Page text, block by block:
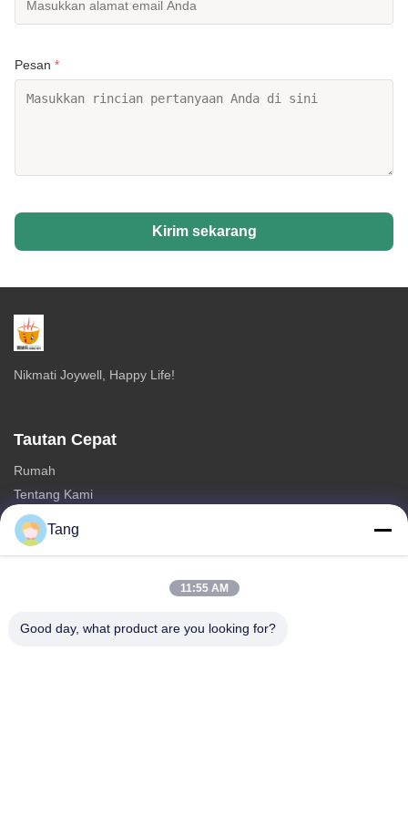
Pesan *
Kirim sekarang
Nikmati Joywell, Happy Life!
Tautan Cepat
Rumah
Tentang Kami
Produk
Hubungi kami
Kacang Kacang Luas
Tang
11:55 AM
Good day, what product are you looking for?